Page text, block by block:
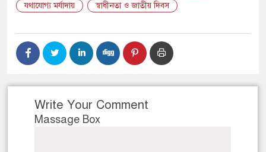
যথাযোগ্য মর্যাদায়
স্বাধীনতা ও জাতীয় দিবস
Write Your Comment
Massage Box